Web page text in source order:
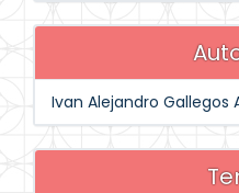
Ivan Alejandro Gallegos